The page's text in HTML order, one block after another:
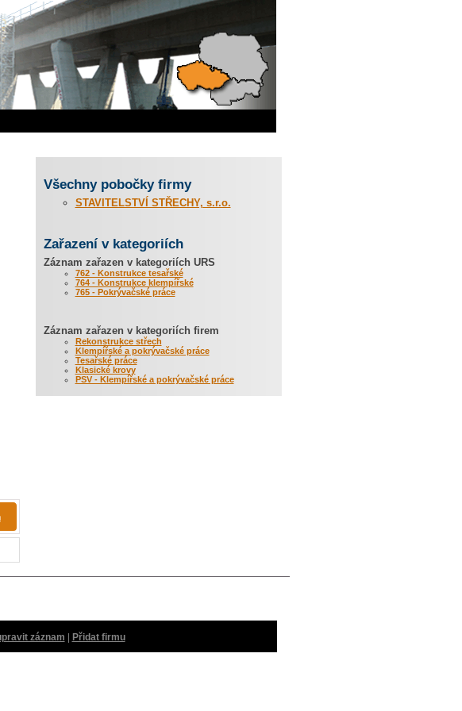
Všechny pobočky firmy
STAVITELSTVÍ STŘECHY, s.r.o.
Zařazení v kategoriích
Záznam zařazen v kategoriích URS
762 - Konstrukce tesařské
764 - Konstrukce klempířské
765 - Pokrývačské práce
Záznam zařazen v kategoriích firem
Rekonstrukce střech
Klempířské a pokrývačské práce
Tesařské práce
Klasické krovy
PSV - Klempířské a pokrývačské práce
záznam Přidat firmu